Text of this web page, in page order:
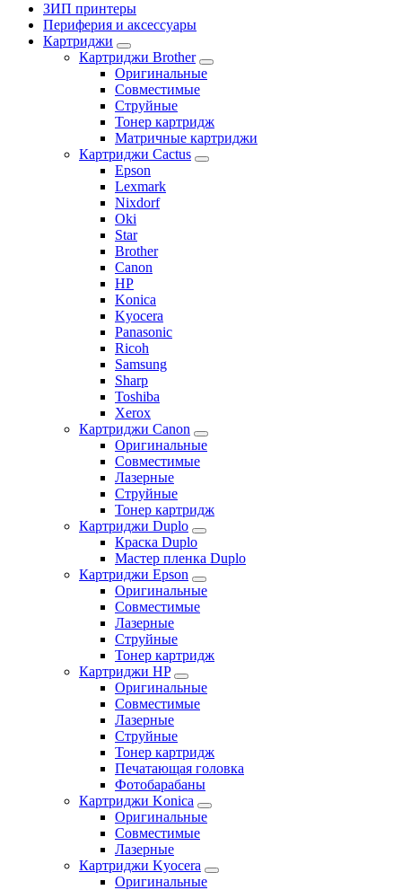
ЗИП принтеры
Периферия и аксессуары
Картриджи
Картриджи Brother
Оригинальные
Совместимые
Струйные
Тонер картридж
Матричные картриджи
Картриджи Cactus
Epson
Lexmark
Nixdorf
Oki
Star
Brother
Canon
HP
Konica
Kyocera
Panasonic
Ricoh
Samsung
Sharp
Toshiba
Xerox
Картриджи Canon
Оригинальные
Совместимые
Лазерные
Струйные
Тонер картридж
Картриджи Duplo
Краска Duplo
Мастер пленка Duplo
Картриджи Epson
Оригинальные
Совместимые
Лазерные
Струйные
Тонер картридж
Картриджи HP
Оригинальные
Совместимые
Лазерные
Струйные
Тонер картридж
Печатающая головка
Фотобарабаны
Картриджи Konica
Оригинальные
Совместимые
Лазерные
Картриджи Kyocera
Оригинальные